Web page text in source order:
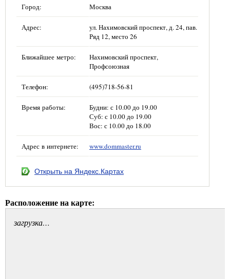
Город: Москва
Адрес:
ул. Нахимовский проспект, д. 24, пав.
Ряд 12, место 26
Ближайшее метро:
Нахимовский проспект,
Профсоюзная
Телефон: (495)718-56-81
Время работы:
Будни: с 10.00 до 19.00
Суб: с 10.00 до 19.00
Вос: с 10.00 до 18.00
Адрес в интернете: www.dommaster.ru
Открыть на Яндекс.Картах
Расположение на карте:
загрузка…